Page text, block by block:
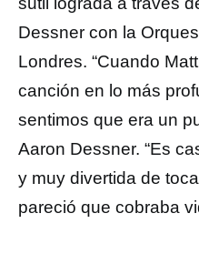
Dessner con la
Londres. “Cuando
canción en lo más
sentimos que era un
Aaron Dessner. “Es
y muy divertida de
pareció que cobraba